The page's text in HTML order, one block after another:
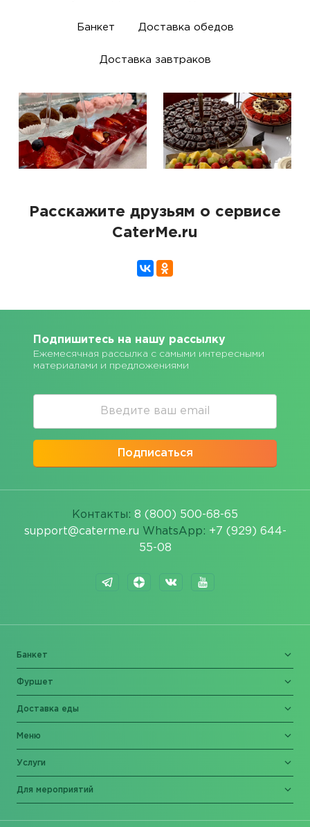
Банкет Доставка обедов
Доставка завтраков
Расскажите друзьям о сервисе
CaterMe.ru
Подпишитесь на нашу рассылку
Ежемесячная рассылка с самыми интересными
материалами и предложениями
Подписаться
Контакты: 8 (800) 500-68-65
support@caterme.ru WhatsApp: +7 (929) 644-
55-08
Банкет
Фуршет
Доставка еды
Меню
Услуги
Для мероприятий